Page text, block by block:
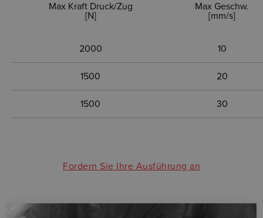
Max Kraft Druck/Zug
[N]
Max Geschw.
[mm/s]
2000 10
1500 20
1500 30
Fordern Sie Ihre Ausführung an